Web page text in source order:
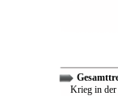
Krieg in